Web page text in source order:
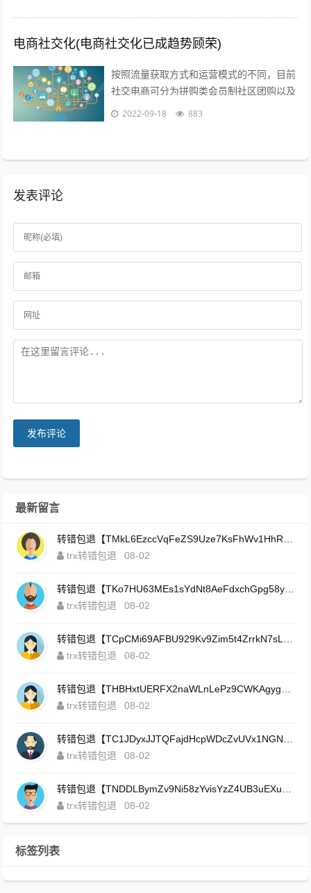
电商社交化(电商社交化已成趋势顾荣)
按照流量获取方式和运营模式的不同，目前
社交电商可分为拼购类会员制社区团购以及
内容类四种典型的商业模式拼购类以拼多多
2022-09-18 883
发表评论
发布评论
最新留言
转错包退【TMkL6EzccVqFeZS9Uze7KsFhWv1HhRnnk2】客服TeleGram:【@TrxEm】
trx转错包退
08-02
转错包退【TKo7HU63MEs1sYdNt8AeFdxchGpg58y7pJ】客服TeleGram:【@TrxEm】
trx转错包退
08-02
转错包退【TCpCMi69AFBU929Kv9Zim5t4ZrrkN7sLmt】客服TeleGram:【@TrxEm】
trx转错包退
08-02
转错包退【THBHxtUERFX2naWLnLePz9CWKAgygggggv】客服TeleGram:【@TrxEm】
trx转错包退
08-02
转错包退【TC1JDyxJJTQFajdHcpWDcZvUVx1NGNcSZo】客服TeleGram:【@TrxEm】
trx转错包退
08-02
转错包退【TNDDLBymZv9Ni58zYvisYzZ4UB3uEXuzXQ】客服TeleGram:【@TrxEm】
trx转错包退
08-02
标签列表